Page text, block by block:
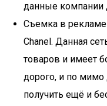
данные компании
Съемка в рекламе
Chanel. Данная
товаров и имеет
дорого, и по мимо
получить ещё и